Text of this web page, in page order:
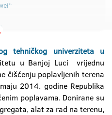
u Pragu
tehničkog univerziteta u
u Banjoj Luci vrijednu
čišćenju poplavljenih terena
2014. godine Republika
poplavama. Donirane su
alat za rad na terenu,